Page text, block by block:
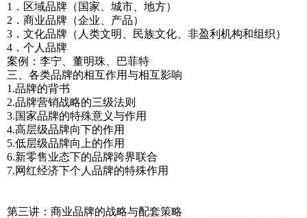
1．区域品牌（国家、城市、地方）
2．商业品牌（企业、产品）
3．文化品牌（人类文明、民族文化、非盈利机构和组织）
4．个人品牌
案例：李宁、董明珠、巴菲特
三、各类品牌的相互作用与相互影响
1.品牌的背书
2.品牌营销战略的三级法则
3.国家品牌的特殊意义与作用
4.高层级品牌向下的作用
5.低层级品牌向上的作用
6.新零售业态下的品牌跨界联合
7.网红经济下个人品牌的特殊作用
第三讲：商业品牌的战略与配套策略